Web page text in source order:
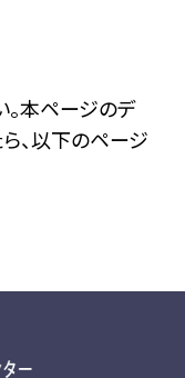
本ページのデ
、以下のページ